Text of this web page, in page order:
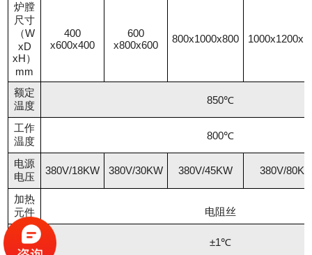
炉膛
尺寸
（W
xD
xH）
mm
400
x600x400
600
x800x600
800x1000x800
额定
温度
850℃
工作
温度
800℃
电源
电压
380V/18KW 380V/30KW 380V/45KW 380V/
加热
元件
电阻丝
控温
精度
±1℃